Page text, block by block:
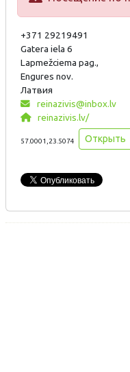
+371 29219491
Gatera iela 6
Lapmežciema pag.,
Engures nov.
Латвия
reinazivis@inbox.lv
reinazivis.lv/
57.0001,23.5074 Открыть